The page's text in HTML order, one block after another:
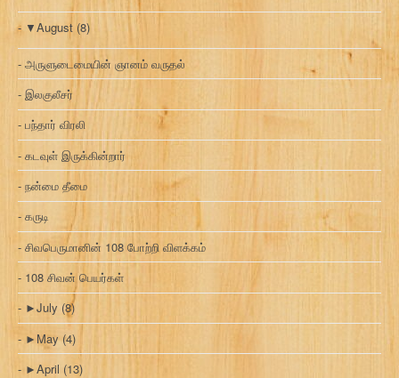
▼August (8)
அருளுடைமையின் ஞானம் வருதல்
இலகுலீசர்
பந்தார் விரலி
கடவுள் இருக்கின்றார்
நன்மை தீமை
கருடி
சிவபெருமானின் 108 போற்றி விளக்கம்
108 சிவன் பெயர்கள்
►July (8)
► May (4)
►April (13)